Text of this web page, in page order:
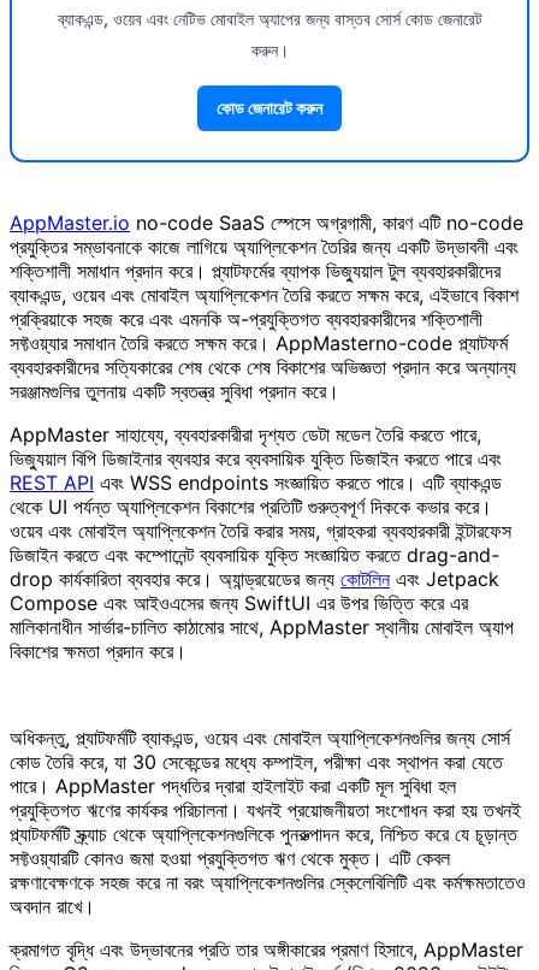
ব্যাকএন্ড, ওয়েব এবং নেটিভ মোবাইল অ্যাপের জন্য বাস্তব সোর্স কোড জেনারেট
করুন।
কোড জেনারেট করুন
AppMaster.io no-code SaaS স্পেসে অগ্রগামী, কারণ এটি no-code
প্রযুক্তির সম্ভাবনাকে কাজে লাগিয়ে অ্যাপ্লিকেশন তৈরির জন্য একটি উদ্ভাবনী এবং
শক্তিশালী সমাধান প্রদান করে। প্ল্যাটফর্মের ব্যাপক ভিজ্যুয়াল টুল ব্যবহারকারীদের
ব্যাকএন্ড, ওয়েব এবং মোবাইল অ্যাপ্লিকেশন তৈরি করতে সক্ষম করে, এইভাবে বিকাশ
প্রক্রিয়াকে সহজ করে এবং এমনকি অ-প্রযুক্তিগত ব্যবহারকারীদের শক্তিশালী
সফ্টওয়্যার সমাধান তৈরি করতে সক্ষম করে। AppMasterno-code প্ল্যাটফর্ম
ব্যবহারকারীদের সত্যিকারের শেষ থেকে শেষ বিকাশের অভিজ্ঞতা প্রদান করে অন্যান্য
সরঞ্জামগুলির তুলনায় একটি স্বতন্ত্র সুবিধা প্রদান করে।
AppMaster সাহায্যে, ব্যবহারকারীরা দৃশ্যত ডেটা মডেল তৈরি করতে পারে,
ভিজ্যুয়াল বিপি ডিজাইনার ব্যবহার করে ব্যবসায়িক যুক্তি ডিজাইন করতে পারে এবং
REST API এবং WSS endpoints সংজ্ঞায়িত করতে পারে। এটি ব্যাকএন্ড
থেকে UI পর্যন্ত অ্যাপ্লিকেশন বিকাশের প্রতিটি গুরুত্বপূর্ণ দিককে কভার করে।
ওয়েব এবং মোবাইল অ্যাপ্লিকেশন তৈরি করার সময়, গ্রাহকরা ব্যবহারকারী ইন্টারফেস
ডিজাইন করতে এবং কম্পোনেন্ট ব্যবসায়িক যুক্তি সংজ্ঞায়িত করতে drag-and-
drop কার্যকারিতা ব্যবহার করে। অ্যান্ড্রয়েডের জন্য কোটলিনএবং Jetpack
Compose এবং আইওএসের জন্য SwiftUI এর উপর ভিত্তি করে এর
মালিকানাধীন সার্ভার-চালিত কাঠামোর সাথে, AppMaster স্থানীয় মোবাইল অ্যাপ
বিকাশের ক্ষমতা প্রদান করে।
অধিকন্তু, প্ল্যাটফর্মটি ব্যাকএন্ড, ওয়েব এবং মোবাইল অ্যাপ্লিকেশনগুলির জন্য সোর্স
কোড তৈরি করে, যা 30 সেকেন্ডের মধ্যে কম্পাইল, পরীক্ষা এবং স্থাপন করা যেতে
পারে। AppMaster পদ্ধতির দ্বারা হাইলাইট করা একটি মূল সুবিধা হল
প্রযুক্তিগত ঋণের কার্যকর পরিচালনা। যখনই প্রয়োজনীয়তা সংশোধন করা হয় তখনই
প্ল্যাটফর্মটি স্ক্র্যাচ থেকে অ্যাপ্লিকেশনগুলিকে পুনরুত্পাদন করে, নিশ্চিত করে যে চূড়ান্ত
সফ্টওয়্যারটি কোনও জমা হওয়া প্রযুক্তিগত ঋণ থেকে মুক্ত। এটি কেবল
রক্ষণাবেক্ষণকে সহজ করে না বরং অ্যাপ্লিকেশনগুলির স্কেলেবিলিটি এবং কর্মক্ষমতাতেও
অবদান রাখে।
ক্রমাগত বৃদ্ধি এবং উদ্ভাবনের প্রতি তার অঙ্গীকারের প্রমাণ হিসাবে, AppMaster